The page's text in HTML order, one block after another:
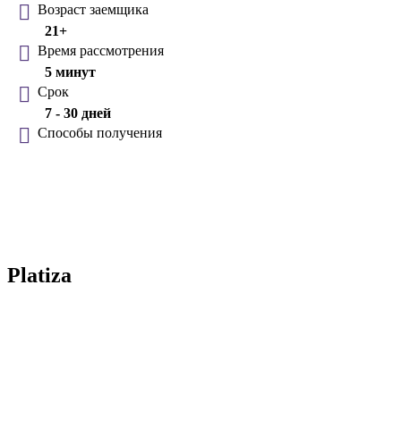
Возраст заемщика
21+
Время рассмотрения
5 минут
Срок
7 - 30 дней
Способы получения
Platiza